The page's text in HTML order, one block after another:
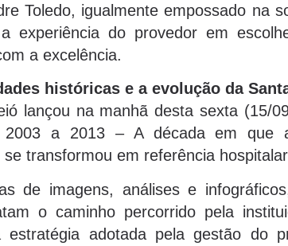
Toledo, igualmente empossado na
experiência do provedor em
a excelência.
históricas e a evolução da
lançou na manhã desta sexta (15/
2003 a 2013 – A década em que
transformou em referência
de imagens, análises e
o caminho percorrido pela
estratégia adotada pela gestão do